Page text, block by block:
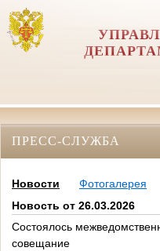
ПРЕСС-СЛУЖБА
Новости
Фотогалерея
Новость от 26.03.2026
Состоялось
совещание